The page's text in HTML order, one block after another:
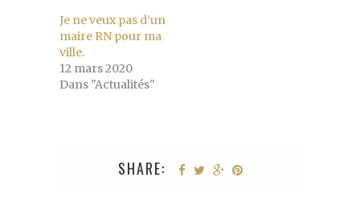
Je ne veux pas d’un
maire RN pour ma
ville.
12 mars 2020
Dans "Actualités"
SHARE: